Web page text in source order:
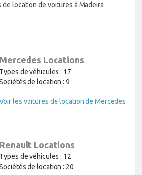
location de voitures à Madeira
Mercedes Locations
Types de véhicules : 17
Sociétés de location : 9
Voir les voitures de location de Mercedes
Renault Locations
Types de véhicules : 12
Sociétés de location : 20